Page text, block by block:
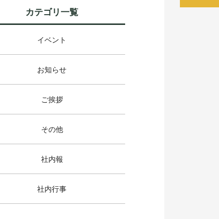
カテゴリ一覧
イベント
お知らせ
ご挨拶
その他
社内報
社内行事